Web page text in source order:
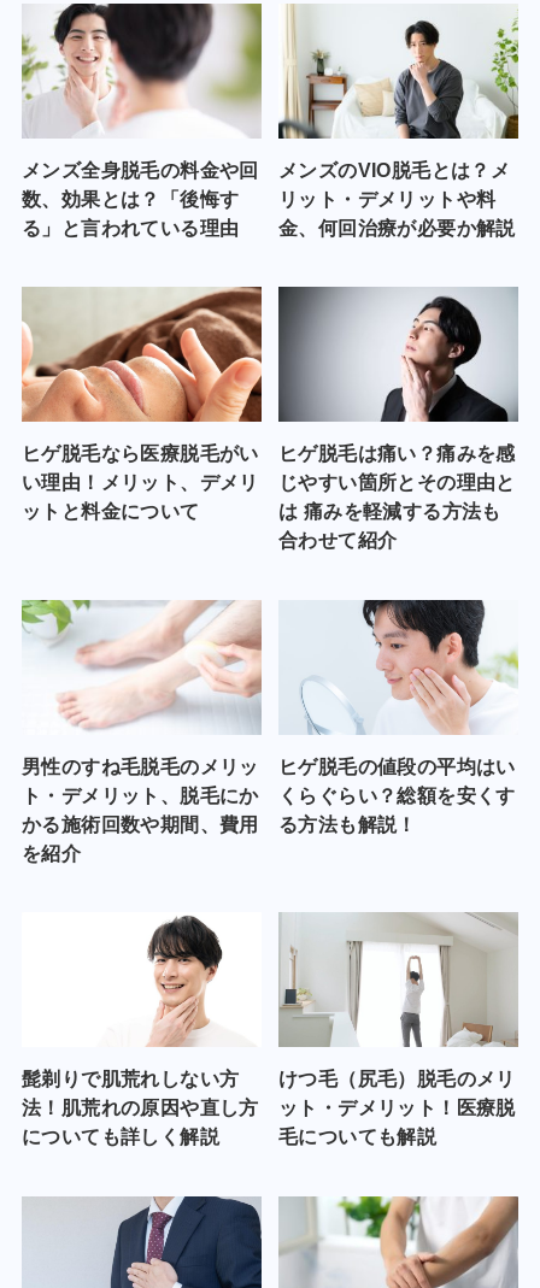
メンズ全身脱毛の料金や回
数、効果とは？「後悔す
る」と言われている理由
メンズのVIO脱毛とは？メ
リット・デメリットや料
金、何回治療が必要か解説
ヒゲ脱毛なら医療脱毛がい
い理由！メリット、デメリ
ットと料金について
ヒゲ脱毛は痛い？痛みを感
じやすい箇所とその理由と
は 痛みを軽減する方法も
合わせて紹介
男性のすね毛脱毛のメリッ
ト・デメリット、脱毛にか
かる施術回数や期間、費用
を紹介
ヒゲ脱毛の値段の平均はい
くらぐらい？総額を安くす
る方法も解説！
髭剃りで肌荒れしない方
法！肌荒れの原因や直し方
についても詳しく解説
けつ毛（尻毛）脱毛のメリ
ット・デメリット！医療脱
毛についても解説